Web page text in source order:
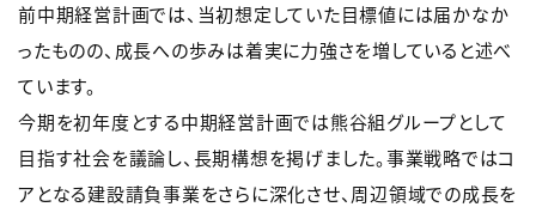
前中期経営計画では、当初想定していた目標値には届かなか
ったものの、成長への歩みは着実に力強さを増していると述べ
ています。
今期を初年度とする中期経営計画では熊谷組グループとして
目指す社会を議論し、長期構想を掲げました。事業戦略ではコ
アとなる建設請負事業をさらに深化させ、周辺領域での成長を